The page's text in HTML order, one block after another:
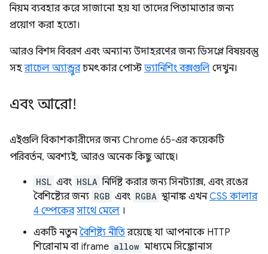
নিয়ম ব্যবহার করে সাজানো হয় যা তাদের পিতামাতার জন্য
প্রয়োগ করা হতো।
আরও বিশদ বিবরণ এবং অন্যান্য উদাহরণের জন্য ডিসপ্লে বিষয়বস্তু
সহরাচেল অ্যান্ড্রুরচমৎকার পোস্টভ্যানিশিং বক্সগুলি দেখুন।
এবং আরো!
এইগুলি বিকাশকারীদের জন্য Chrome 65-এর কয়েকটি
পরিবর্তন, অবশ্যই, আরও অনেক কিছু আছে।
HSL এবং HSLA নির্দিষ্ট করার জন্য সিনট্যাক্স, এবং রঙের
বৈশিষ্ট্যের জন্য RGB এবং RGBA স্থানাঙ্ক এখনCSS কালার
4 স্পেকের সাথে মেলে ।
একটি নতুনবৈশিষ্ট্য নীতিরয়েছে যা আপনাকে HTTP
শিরোনাম বা iframe allow মাধ্যমে সিঙ্ক্রোনাস